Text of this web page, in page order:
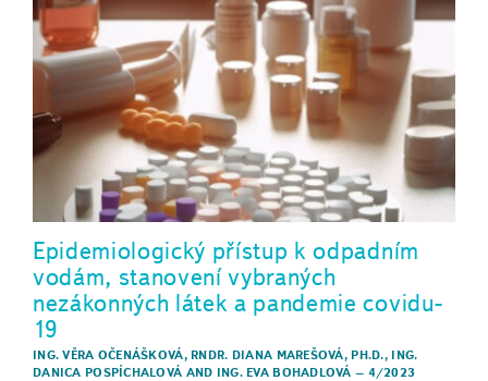
Epidemiologický přístup k odpadním
vodám, stanovení vybraných
nezákonných látek a pandemie covidu-
19
ING. VĚRA OČENÁŠKOVÁ, RNDR. DIANA MAREŠOVÁ, PH.D., ING.
DANICA POSPÍCHALOVÁ AND ING. EVA BOHADLOVÁ – 4/2023